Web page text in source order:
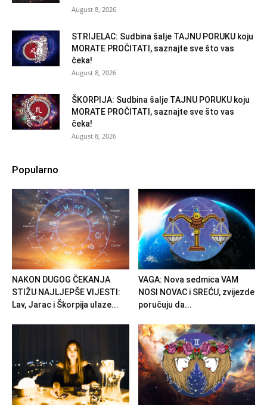
August 8, 2026
STRIJELAC: Sudbina šalje TAJNU PORUKU koju
MORATE PROČITATI, saznajte sve što vas
čeka!
August 8, 2026
ŠKORPIJA: Sudbina šalje TAJNU PORUKU koju
MORATE PROČITATI, saznajte sve što vas
čeka!
August 8, 2026
Popularno
NAKON DUGOG ČEKANJA
STIŽU NAJLJEPŠE VIJESTI:
Lav, Jarac i Škorpija ulaze...
VAGA: Nova sedmica VAM
NOSI NOVAC i SREĆU, zvijezde
poručuju da...